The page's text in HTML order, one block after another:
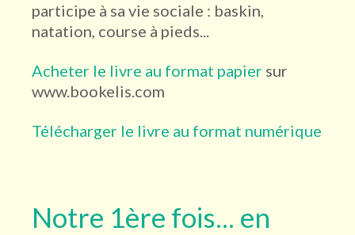
participe à sa vie sociale : baskin,
natation, course à pieds...
Acheter le livre au format papier sur
www.bookelis.com
Télécharger le livre au format numérique
Notre 1ère fois... en